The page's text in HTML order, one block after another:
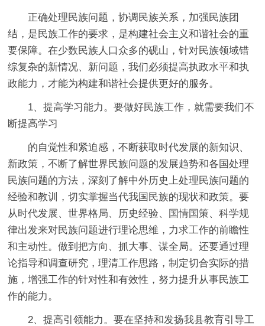
正确处理民族问题，协调民族关系，加强民族团
结，是民族工作的要求，是构建社会主义和谐社会的重
要保障。在少数民族人口众多的砚山，针对民族领域错
综复杂的新情况、新问题，我们必须提高执政水平和执
政能力，才能为构建和谐社会提供更好的服务。
1、提高学习能力。要做好民族工作，就需要我们不
断提高学习
的自觉性和紧迫感，不断获取时代发展的新知识、
新政策，不断了解世界民族问题的发展趋势和各国处理
民族问题的方法，深刻了解中外历史上处理民族问题的
经验和教训，切实掌握当代我国民族的现状和政策。要
从时代发展、世界格局、历史经验、国情国策、科学规
律出发来对民族问题进行理论思维，力求工作的前瞻性
和主动性。做到把方向、抓大事、谋全局。还要通过理
论指导和调查研究，理清工作思路，制定切合实际的措
施，增强工作的针对性和有效性，努力提升从事民族工
作的能力。
2、提高引领能力。要在坚持和发扬我县教育引导工